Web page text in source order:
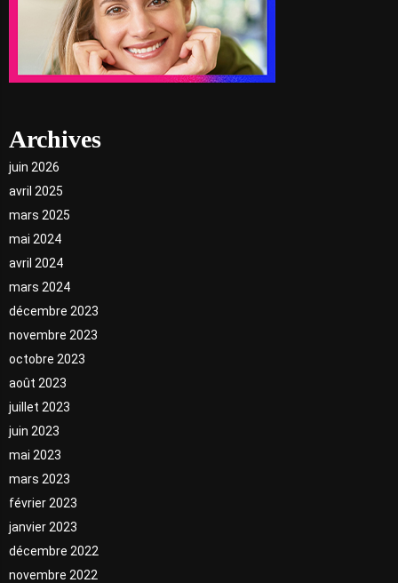
Archives
juin 2026
avril 2025
mars 2025
mai 2024
avril 2024
mars 2024
décembre 2023
novembre 2023
octobre 2023
août 2023
juillet 2023
juin 2023
mai 2023
mars 2023
février 2023
janvier 2023
décembre 2022
novembre 2022